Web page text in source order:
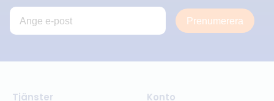
Prenumerera
Tjänster Konto